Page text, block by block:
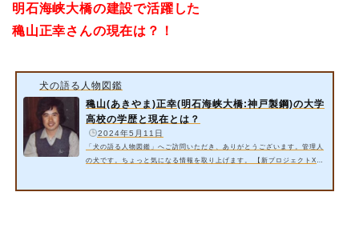
明石海峡大橋の建設で活躍した
穐山正幸さんの現在は？！
犬の語る人物図鑑
穐山(あきやま)正幸(明石海峡大橋:神戸製鋼)の大学
高校の学歴と現在とは？
2024年5月11日
「犬の語る人物図鑑」へご訪問いただき、ありがとうございます。管理人
の犬です。ちょっと気になる情報を取り上げます。 【新プロジェクトX】